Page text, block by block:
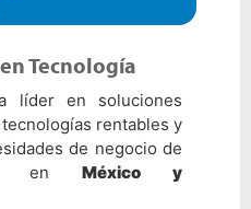
Tecnología
líder en soluciones
rentables y
de negocio de
en México y